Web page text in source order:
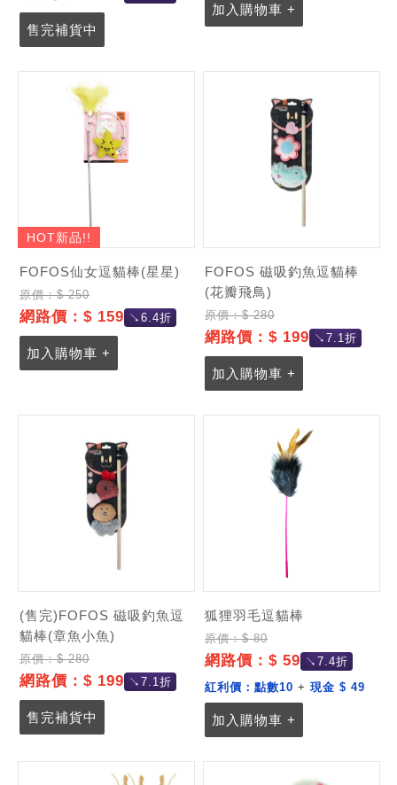
售完補貨中
加入購物車 +
HOT新品!!
FOFOS仙女逗貓棒(星星)
原價：$ 250
網路價：$ 159 ↘6.4折
加入購物車 +
FOFOS 磁吸釣魚逗貓棒
(花瓣飛鳥)
原價：$ 280
網路價：$ 199 ↘7.1折
加入購物車 +
(售完)FOFOS 磁吸釣魚逗
貓棒(章魚小魚)
原價：$ 280
網路價：$ 199 ↘7.1折
售完補貨中
狐狸羽毛逗貓棒
原價：$ 80
網路價：$ 59 ↘7.4折
紅利價：點數10 +現金 $ 49
加入購物車 +
記住帳號